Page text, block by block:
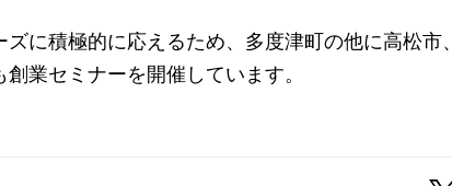
に積極的に応えるため、多度津町の他に高松市、
業セミナーを開催しています。